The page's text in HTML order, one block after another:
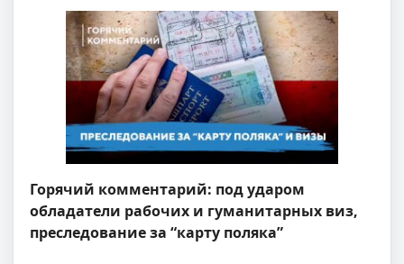
Горячий комментарий: под ударом
обладатели рабочих и гуманитарных виз,
преследование за “карту поляка”